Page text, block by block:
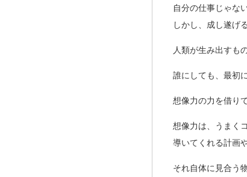
自分の仕事じゃな
しかし、成し遂げ
人類が生み出すも
誰にしても、最初
想像力の力を借り
想像力は、うまく
導いてくれる計画
それ自体に見合う